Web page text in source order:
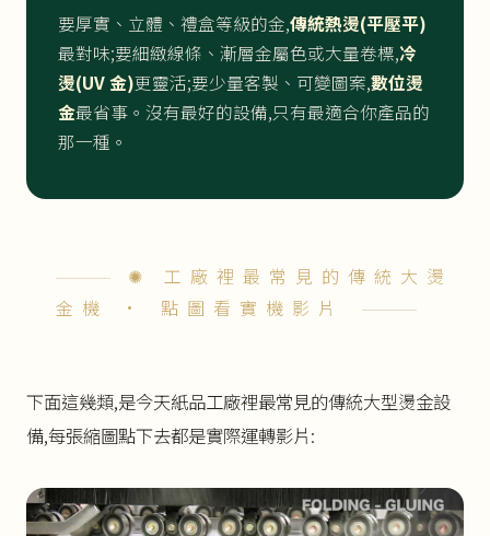
要厚實、立體、禮盒等級的金,傳統熱燙(平壓平)
最對味;要細緻線條、漸層金屬色或大量卷標,冷
燙(UV 金)更靈活;要少量客製、可變圖案,數位燙
金最省事。沒有最好的設備,只有最適合你產品的
那一種。
✺ 工廠裡最常見的傳統大燙
金機 · 點圖看實機影片
下面這幾類,是今天紙品工廠裡最常見的傳統大型燙金設
備,每張縮圖點下去都是實際運轉影片: